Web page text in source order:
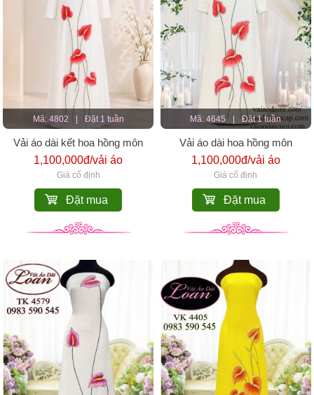
Mã: 4802 | Đặt 1 tuần
Vải áo dài kết hoa hồng môn
1,100,000đ/vải áo
Giá cố định
Đặt mua
Mã: 4645 | Đặt 1 tuần
Vải áo dài hoa hồng môn
1,100,000đ/vải áo
Giá cố định
Đặt mua